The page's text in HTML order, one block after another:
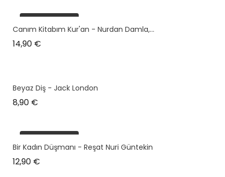
plus en stock
Canım Kitabım Kur'an - Nurdan Damla,...
14,90 €
Beyaz Diş - Jack London
8,90 €
plus en stock
Bir Kadın Düşmanı - Reşat Nuri Güntekin
12,90 €